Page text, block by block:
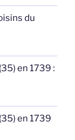
du
en 1739 :
en 1739